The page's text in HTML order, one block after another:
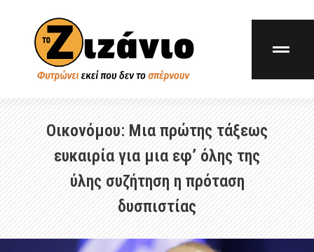
Οικονόμου: Μια πρώτης τάξεως
ευκαιρία για μια εφ’ όλης της
ύλης συζήτηση η πρόταση
δυσπιστίας